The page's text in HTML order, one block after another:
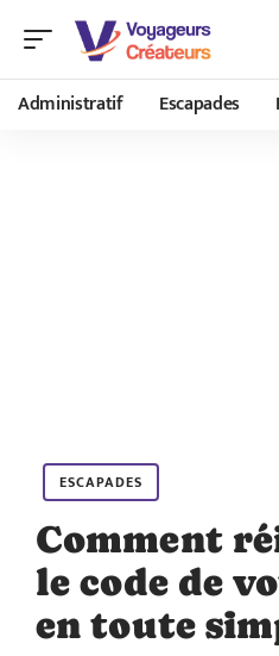
Administratif Escapades
ESCAPADES
Comment
le code de
en toute